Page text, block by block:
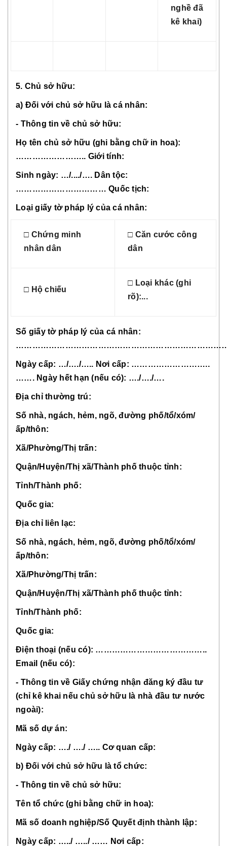
nghề đã
kê khai)
5. Chủ sở hữu:
a) Đối với chủ sở hữu là cá nhân:
- Thông tin về chủ sở hữu:
Họ tên chủ sở hữu (ghi bằng chữ in hoa):
…………………….. Giới tính:
Sinh ngày: …/..../…. Dân tộc:
…………………………… Quốc tịch:
Loại giấy tờ pháp lý của cá nhân:
□ Chứng minh
nhân dân
□ Căn cước công
dân
□ Hộ chiếu
□ Loại khác (ghi
rõ):...
Số giấy tờ pháp lý của cá nhân:
Ngày cấp: …/…./….. Nơi cấp: ………………………..
……. Ngày hết hạn (nếu có): …./…./….
Địa chỉ thường trú:
Số nhà, ngách, hẻm, ngõ, đường phố/tổ/xóm/
ấp/thôn:
Xã/Phường/Thị trấn:
Quận/Huyện/Thị xã/Thành phố thuộc tỉnh:
Tỉnh/Thành phố:
Quốc gia:
Địa chỉ liên lạc:
Số nhà, ngách, hẻm, ngõ, đường phố/tổ/xóm/
ấp/thôn:
Xã/Phường/Thị trấn:
Quận/Huyện/Thị xã/Thành phố thuộc tỉnh:
Tỉnh/Thành phố:
Quốc gia:
Điện thoại (nếu có): …………………………………..
Email (nếu có):
- Thông tin về Giấy chứng nhận đăng ký đầu tư
(chỉ kê khai nếu chủ sở hữu là nhà đầu tư nước
ngoài):
Mã số dự án:
Ngày cấp: …./ …./ ….. Cơ quan cấp:
b) Đối với chủ sở hữu là tổ chức:
- Thông tin về chủ sở hữu:
Tên tổ chức (ghi bằng chữ in hoa):
Mã số doanh nghiệp/Số Quyết định thành lập:
Ngày cấp: …../ …../ …… Nơi cấp: